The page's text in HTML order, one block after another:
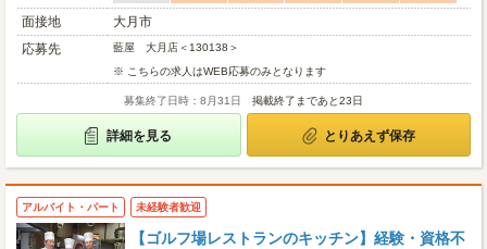
面接地
大月市
応募先
藍屋 大月店＜130138＞
※ こちらの求人はWEB応募のみとなります
募集終了日時：8月31日 掲載終了まであと23日
詳細を見る とりあえず保存
アルバイト・パート 未経験者歓迎
【ゴルフ場レストランのキッチン】経験・資格不